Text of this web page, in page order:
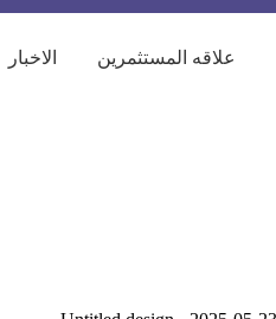
علاقه المستثمرين الاخبار